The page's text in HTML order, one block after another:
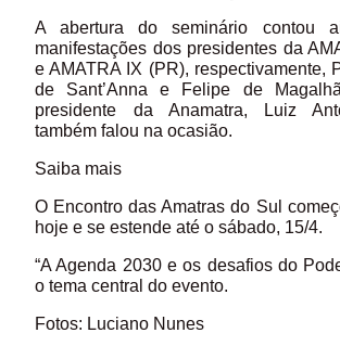
A abertura do seminário contou
manifestações dos presidentes da
e AMATRA IX (PR), respectivamente,
de Sant’Anna e Felipe de
presidente da Anamatra, Luiz
também falou na ocasião.
Saiba mais
O Encontro das Amatras do Sul
hoje e se estende até o sábado, 15/4.
“A Agenda 2030 e os desafios do
o tema central do evento.
Fotos: Luciano Nunes